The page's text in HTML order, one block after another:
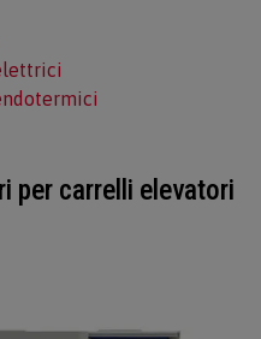
per carrelli elevatori